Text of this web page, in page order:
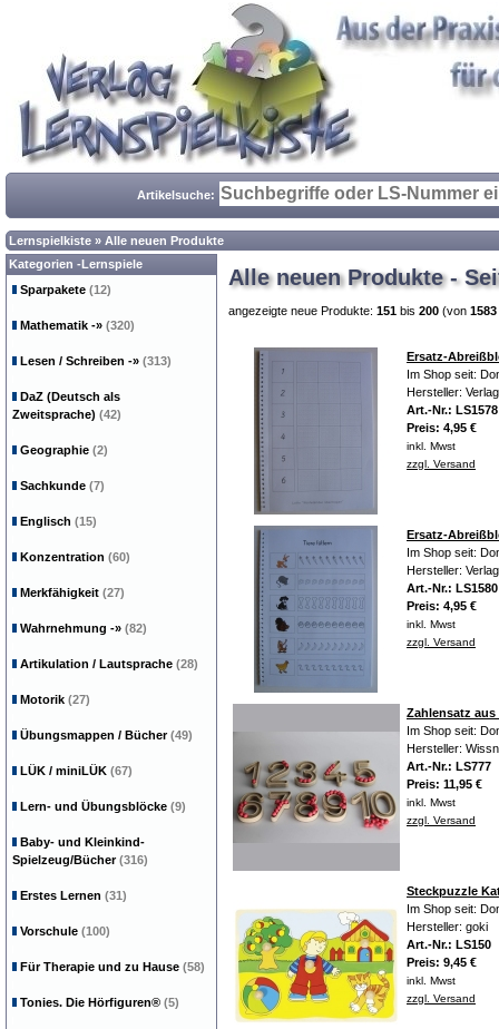
Artikelsuche:
Lernspielkiste » Alle neuen Produkte
Alle neuen Produkte -
angezeigte neue Produkte: 151 bis 200 (von 1583
Ersatz-
Im Shop seit:
Hersteller:
Art.-Nr.: LS1578
Preis: 4,95 €
inkl. Mwst
zzgl. Versand
Ersatz-
Im Shop seit:
Hersteller:
Art.-Nr.: LS1580
Preis: 4,95 €
inkl. Mwst
zzgl. Versand
Zahlensatz aus
Im Shop seit:
Hersteller:
Art.-Nr.: LS777
Preis: 11,95 €
inkl. Mwst
zzgl. Versand
Steckpuzzle
Im Shop seit:
Hersteller: goki
Art.-Nr.: LS150
Preis: 9,45 €
inkl. Mwst
zzgl. Versand
Kategorien -Lernspiele
Sparpakete (12)
Mathematik -» (320)
Lesen / Schreiben -» (313)
DaZ (Deutsch als
Zweitsprache) (42)
Geographie (2)
Sachkunde (7)
Englisch (15)
Konzentration (60)
Merkfähigkeit (27)
Wahrnehmung -» (82)
Artikulation / Lautsprache (28)
Motorik (27)
Übungsmappen / Bücher(49)
LÜK / miniLÜK (67)
Lern- und Übungsblöcke (9)
Baby- und Kleinkind-
Spielzeug/Bücher(316)
Erstes Lernen (31)
Vorschule (100)
Für Therapie und zu Hause (58)
Tonies. Die Hörfiguren® (5)